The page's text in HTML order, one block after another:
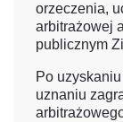
orzeczenia,
arbitrażowej
publicznym
Po
uznaniu